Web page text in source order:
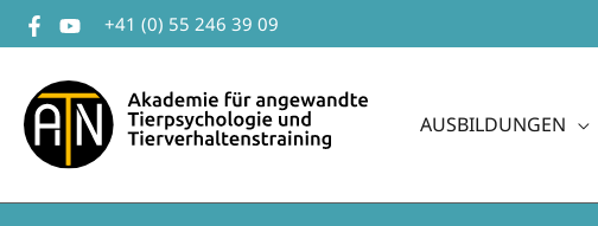
Zum
Inhalt
+41 (0) 55 246 39 09
AUSBILDUNGEN